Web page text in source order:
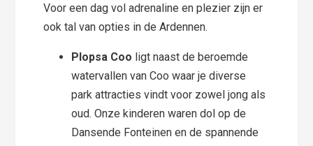
Voor een dag vol adrenaline en plezier zijn er
ook tal van opties in de Ardennen.
Plopsa Coo ligt naast de beroemde
watervallen van Coo waar je diverse
park attracties vindt voor zowel jong als
oud. Onze kinderen waren dol op de
Dansende Fonteinen en de spannende